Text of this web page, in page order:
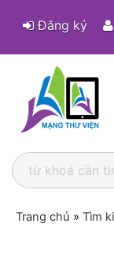
Đăng ký
Trang chủ » Tìm